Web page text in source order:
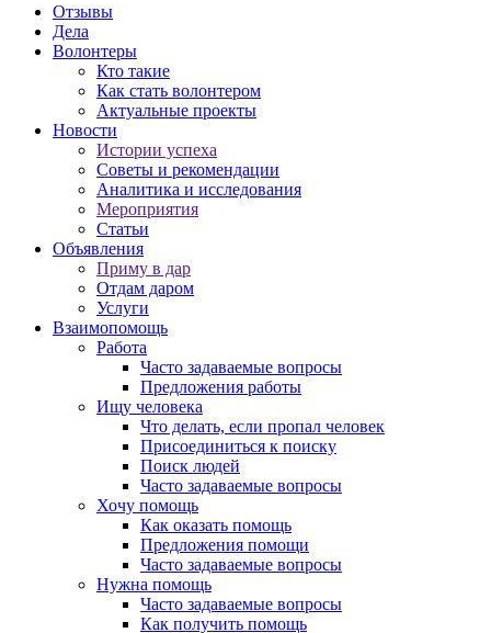
Отзывы
Дела
Волонтеры
Кто такие
Как стать волонтером
Актуальные проекты
Новости
Истории успеха
Советы и рекомендации
Аналитика и исследования
Мероприятия
Статьи
Объявления
Приму в дар
Отдам даром
Услуги
Взаимопомощь
Работа
Часто задаваемые вопросы
Предложения работы
Ищу человека
Что делать, если пропал человек
Присоединиться к поиску
Поиск людей
Часто задаваемые вопросы
Хочу помощь
Как оказать помощь
Предложения помощи
Часто задаваемые вопросы
Нужна помощь
Часто задаваемые вопросы
Как получить помощь